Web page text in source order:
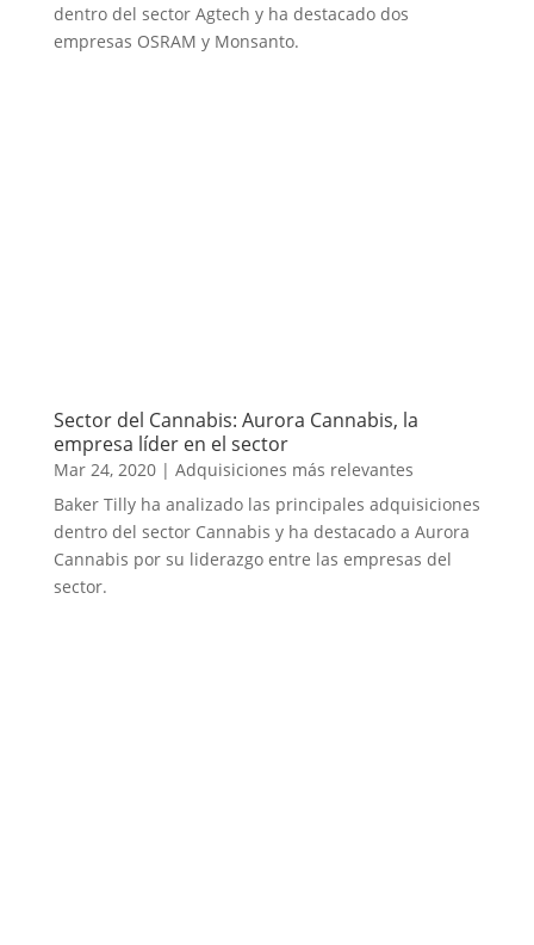
dentro del sector Agtech y ha destacado dos
empresas OSRAM y Monsanto.
Sector del Cannabis: Aurora Cannabis, la
empresa líder en el sector
Mar 24, 2020| Adquisiciones más relevantes
Baker Tilly ha analizado las principales adquisiciones
dentro del sector Cannabis y ha destacado a Aurora
Cannabis por su liderazgo entre las empresas del
sector.